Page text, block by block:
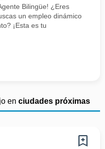
Bilingüe! ¿Eres
un empleo dinámico
¡Esta es tu
en ciudades próximas